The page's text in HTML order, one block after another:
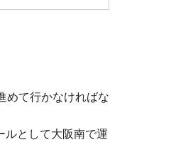
めて行かなければな
ルとして大阪南で運